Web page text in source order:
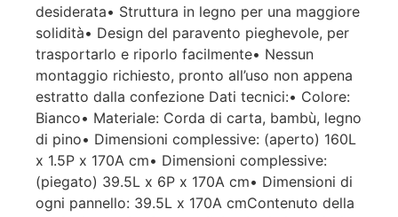
desiderata• Struttura in legno per una maggiore
solidità• Design del paravento pieghevole, per
trasportarlo e riporlo facilmente• Nessun
montaggio richiesto, pronto all’uso non appena
estratto dalla confezione Dati tecnici:• Colore:
Bianco• Materiale: Corda di carta, bambù, legno
di pino• Dimensioni complessive: (aperto) 160L
x 1.5P x 170A cm• Dimensioni complessive:
(piegato) 39.5L x 6P x 170A cm• Dimensioni di
ogni pannello: 39.5L x 170A cmContenuto della